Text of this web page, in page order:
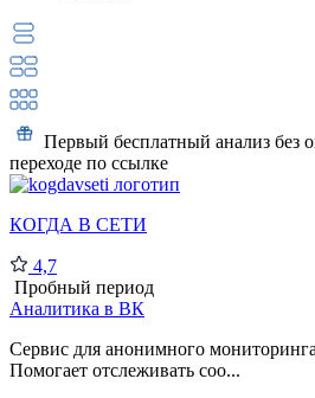
Первый бесплатный анализ без
переходе по ссылке
КОГДА В СЕТИ
4,7
Пробный период
Аналитика в ВК
Сервис для анонимного
Помогает отслеживать соо...